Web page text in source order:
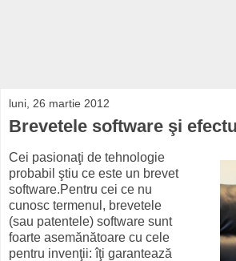
luni, 26 martie 2012
Brevetele software şi
Cei pasionaţi de tehnologie
probabil ştiu ce este un brevet
software.Pentru cei ce nu
cunosc termenul, brevetele
(sau patentele) software sunt
foarte asemănătoare cu cele
pentru invenţii: îţi garantează